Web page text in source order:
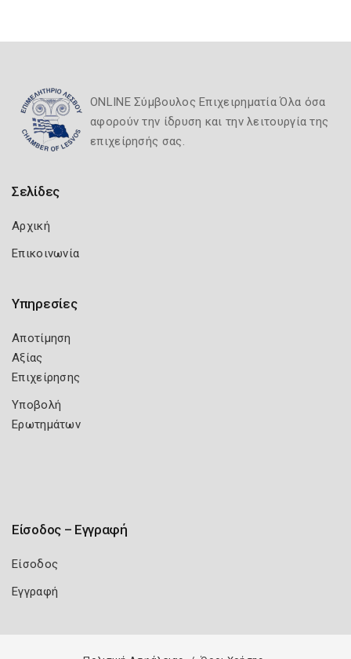
ONLINE Σύμβουλος Επιχειρηματία Όλα όσα
αφορούν την ίδρυση και την λειτουργία της
επιχείρησής σας.
Σελίδες
Αρχική
Επικοινωνία
Υπηρεσίες
Αποτίμηση
Αξίας
Επιχείρησης
Υποβολή
Ερωτημάτων
Είσοδος – Εγγραφή
Είσοδος
Εγγραφή